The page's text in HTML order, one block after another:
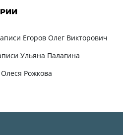
Егоров Олег Викторович
Ульяна Палагина
Олеся Рожкова